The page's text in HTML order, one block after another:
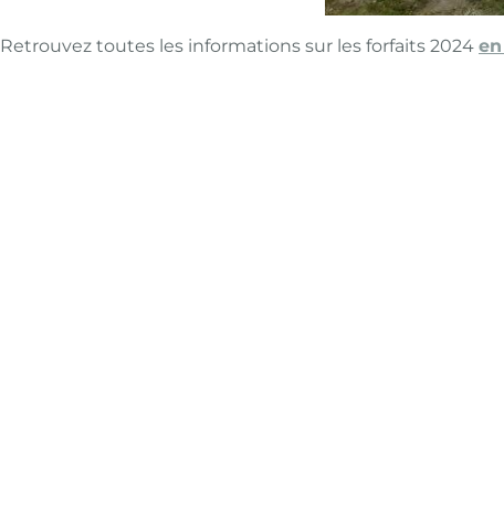
Retrouvez toutes les informations sur les forfaits 2024